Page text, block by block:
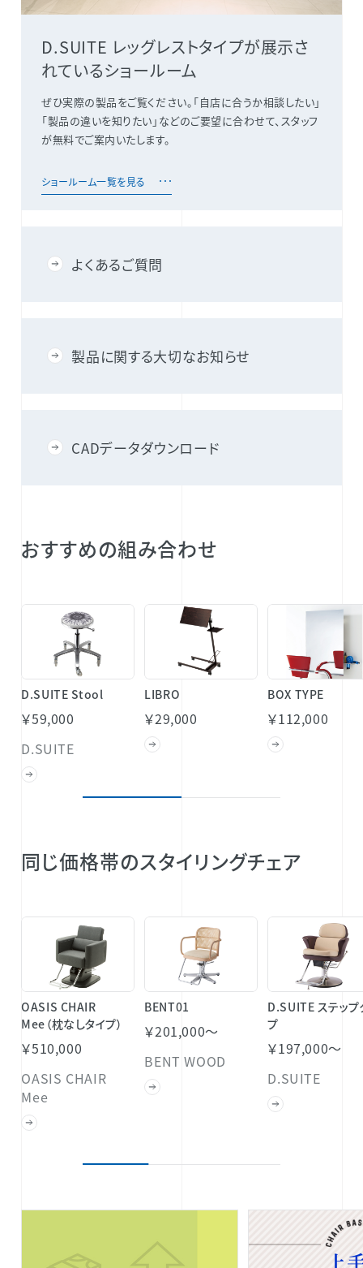
D.SUITE レッグレストタイプが展示さ
れているショールーム
ぜひ実際の製品をご覧ください。「自店に合うか相談したい」
「製品の違いを知りたい」などのご要望に合わせて、スタッフ
が無料でご案内いたします。
ショールーム一覧を見る
よくあるご質問
製品に関する大切なお知らせ
CADデータダウンロード
おすすめの組み合わせ
D.SUITE Stool
￥59,000
D.SUITE
LIBRO
￥29,000
BOX TYPE
￥112,000
同じ価格帯のスタイリングチェア
OASIS CHAIR
Mee（枕なしタイプ）
￥510,000
OASIS CHAIR
Mee
BENT01
￥201,000～
BENT WOOD
D.SUITE ステップ
プ
￥197,000～
D.SUITE